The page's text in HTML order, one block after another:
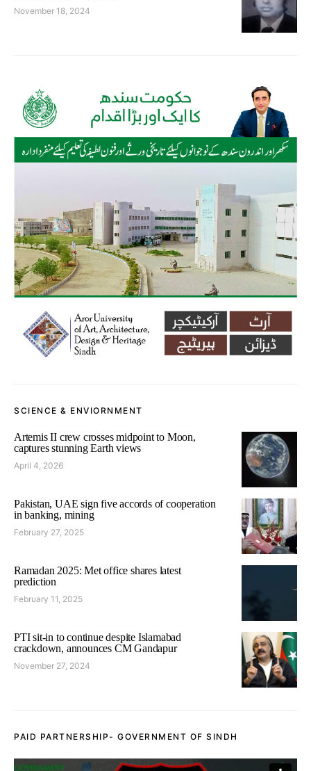
November 18, 2024
SCIENCE & ENVIORNMENT
Artemis II crew crosses midpoint to Moon,
captures stunning Earth views
April 4, 2026
Pakistan, UAE sign five accords of cooperation
in banking, mining
February 27, 2025
Ramadan 2025: Met office shares latest
prediction
February 11, 2025
PTI sit-in to continue despite Islamabad
crackdown, announces CM Gandapur
November 27, 2024
PAID PARTNERSHIP- GOVERNMENT OF SINDH